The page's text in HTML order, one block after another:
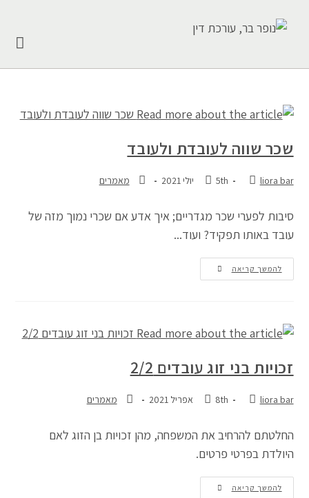
שכר שווה לעובדת ולעובד
liora bar 5th יולי 2021 מאמרים
סיבות לפערי שכר מגדריים; איך אדע אם שכרי נמוך מזה של
עובד באותו תפקיד? ועוד...
להמשך קריאה
זכויות בני זוג עובדים 2/2
liora bar 8th אפריל 2021 מאמרים
החלטתם להרחיב את המשפחה, מהן זכויות בן הזוג לאם
היולדת בפרטי פרטים.
להמשך קריאה